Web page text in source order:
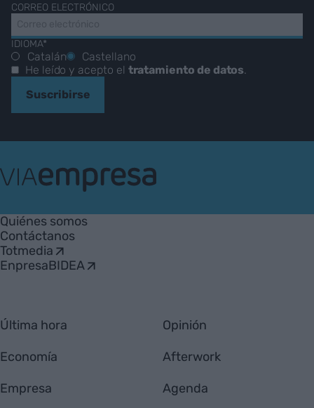
CORREO ELECTRÓNICO
IDIOMA*
Catalán
Castellano
He leído y acepto el tratamiento de datos.
Suscribirse
Empresa
Quiénes somos
Contáctanos
Totmedia
EnpresaBIDEA
Última hora
Economía
Empresa
Opinión
Afterwork
Agenda